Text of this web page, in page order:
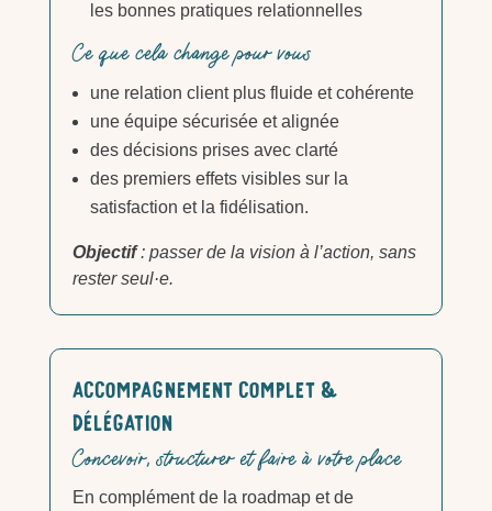
les bonnes pratiques relationnelles
Ce que cela change pour vous
une relation client plus fluide et cohérente
une équipe sécurisée et alignée
des décisions prises avec clarté
des premiers effets visibles sur la
satisfaction et la fidélisation.
Objectif: passer de la vision à l’action, sans
rester seul·e.
Accompagnement complet &
délégation
Concevoir, structurer et faire à votre place
En complément de la roadmap et de